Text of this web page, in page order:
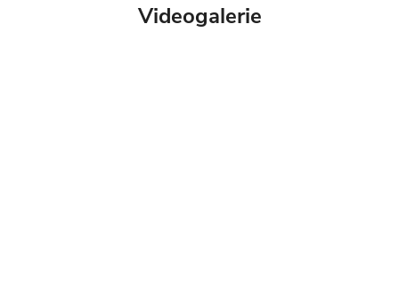
Videogalerie